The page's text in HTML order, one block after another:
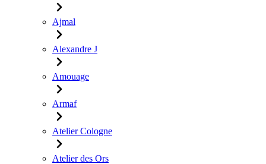
Ajmal
Alexandre J
Amouage
Armaf
Atelier Cologne
Atelier des Ors